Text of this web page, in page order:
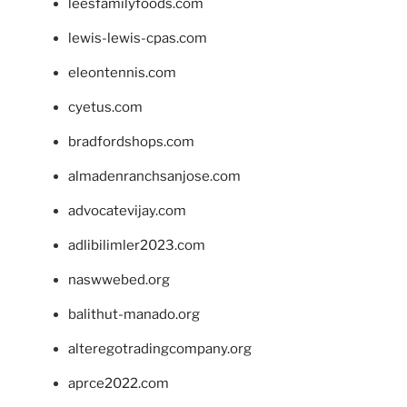
leesfamilyfoods.com
lewis-lewis-cpas.com
eleontennis.com
cyetus.com
bradfordshops.com
almadenranchsanjose.com
advocatevijay.com
adlibilimler2023.com
naswwebed.org
balithut-manado.org
alteregotradingcompany.org
aprce2022.com